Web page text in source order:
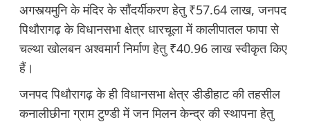
अगस्त्यमुनि के मंदिर के सौंदर्यीकरण हेतु ₹57.64 लाख, जनपद
पिथौरागढ़ के विधानसभा क्षेत्र धारचूला में कालीपातल फापा से
चल्था खोलबन अश्वमार्ग निर्माण हेतु ₹40.96 लाख स्वीकृत किए
हैं।
जनपद पिथौरागढ़ के ही विधानसभा क्षेत्र डीडीहाट की तहसील
कनालीछीना ग्राम टुण्डी में जन मिलन केन्द्र की स्थापना हेतु